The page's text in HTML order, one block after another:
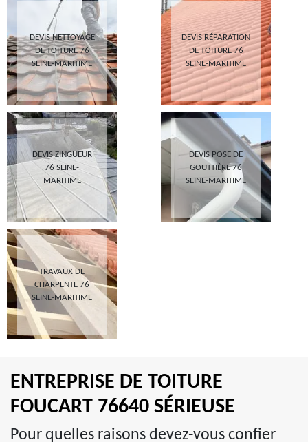
DEVIS NETTOYAGE
DE TOITURE 76
SEINE-MARITIME
DEVIS RÉPARATION
DE TOITURE 76
SEINE-MARITIME
DEVIS ZINGUEUR
76 SEINE-
MARITIME
DEVIS POSE DE
GOUTTIÈRE 76
SEINE-MARITIME
TRAVAUX DE
CHARPENTE 76
SEINE-MARITIME
ENTREPRISE DE TOITURE
FOUCART 76640 SÉRIEUSE
Pour quelles raisons devez-vous confier